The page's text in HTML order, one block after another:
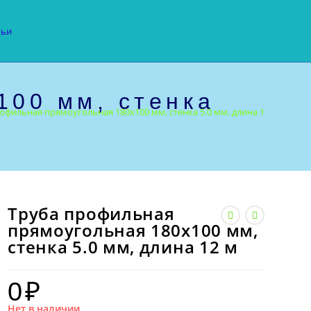
мм, стенка
прямоугольная 180х100 мм, стенка 5.0 мм, длина 12 м
Труба профильная
прямоугольная 180х100 мм,
стенка 5.0 мм, длина 12 м
0₽